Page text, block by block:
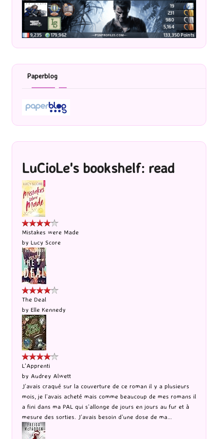
Paperblog
LuCioLe's bookshelf: read
Mistakes were Made
by Lucy Score
The Deal
by Elle Kennedy
L'Apprenti
by Audrey Alwett
J’avais craqué sur la couverture de ce roman il y a plusieurs
mois, je l’avais acheté mais comme beaucoup de mes romans il
a fini dans ma PAL qui s’allonge de jours en jours au fur et à
mesure des sorties. J’avais besoin d’une dose de ma...